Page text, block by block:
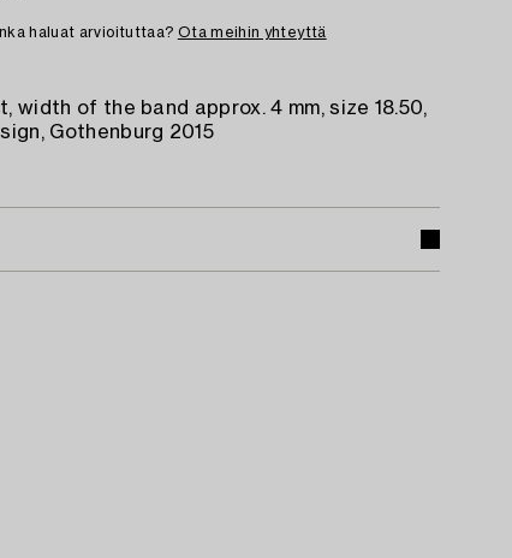
haluat arvioituttaa? Ota meihin yhteyttä
width of the band approx. 4 mm, size 18.50,
Gothenburg 2015